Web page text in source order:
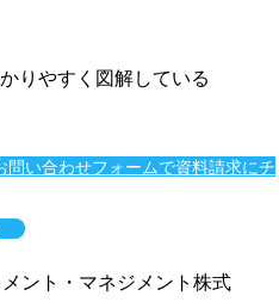
問い合わせフォームで資料請求にチ
ント・マネジメント株式